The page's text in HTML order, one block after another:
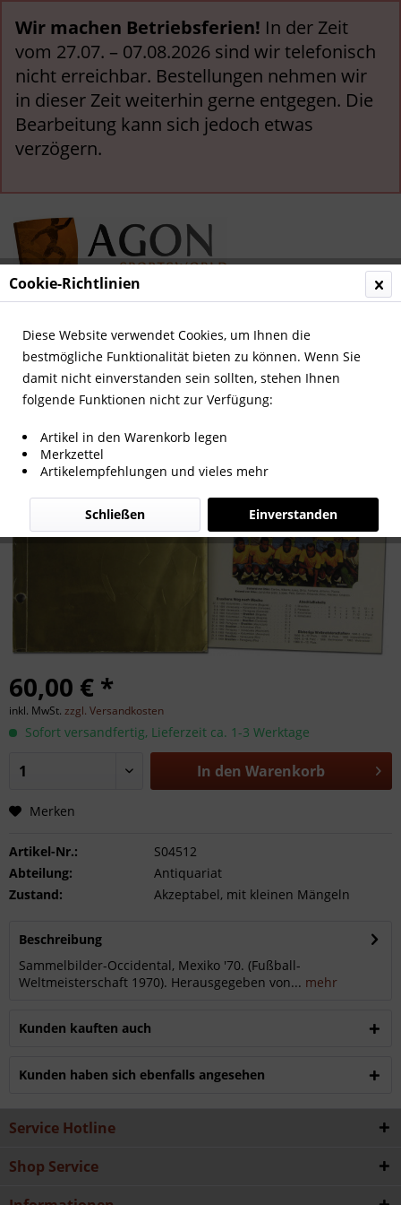
Wir machen Betriebsferien! In der Zeit
vom 27.07. – 07.08.2026 sind wir telefonisch
nicht erreichbar. Bestellungen nehmen wir
in dieser Zeit weiterhin gerne entgegen. Die
Bearbeitung kann sich jedoch etwas
verzögern.
Menü
Übersicht WM 1970
1970).
60,00 € *
inkl. MwSt. zzgl. Versandkosten
Sofort versandfertig, Lieferzeit ca. 1-3 Werktage
In den Warenkorb
Merken
Artikel-Nr.:
S04512
Abteilung:
Antiquariat
Zustand:
Akzeptabel, mit kleinen Mängeln
Beschreibung
Sammelbilder-Occidental, Mexiko '70. (Fußball-
Weltmeisterschaft 1970). Herausgegeben von... mehr
Kunden kauften auch
Kunden haben sich ebenfalls angesehen
Service Hotline
Shop Service
Cookie-Richtlinien
Diese Website verwendet Cookies, um Ihnen die
bestmögliche Funktionalität bieten zu können. Wenn Sie
damit nicht einverstanden sein sollten, stehen Ihnen
folgende Funktionen nicht zur Verfügung:
Artikel in den Warenkorb legen
Merkzettel
Artikelempfehlungen und vieles mehr
Einverstanden
Schließen